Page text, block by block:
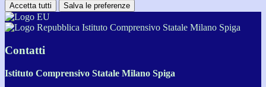
Accetta tutti Salva le preferenze
Istituto Comprensivo Statale Milano Spiga
Contatti
Istituto Comprensivo Statale Milano Spiga